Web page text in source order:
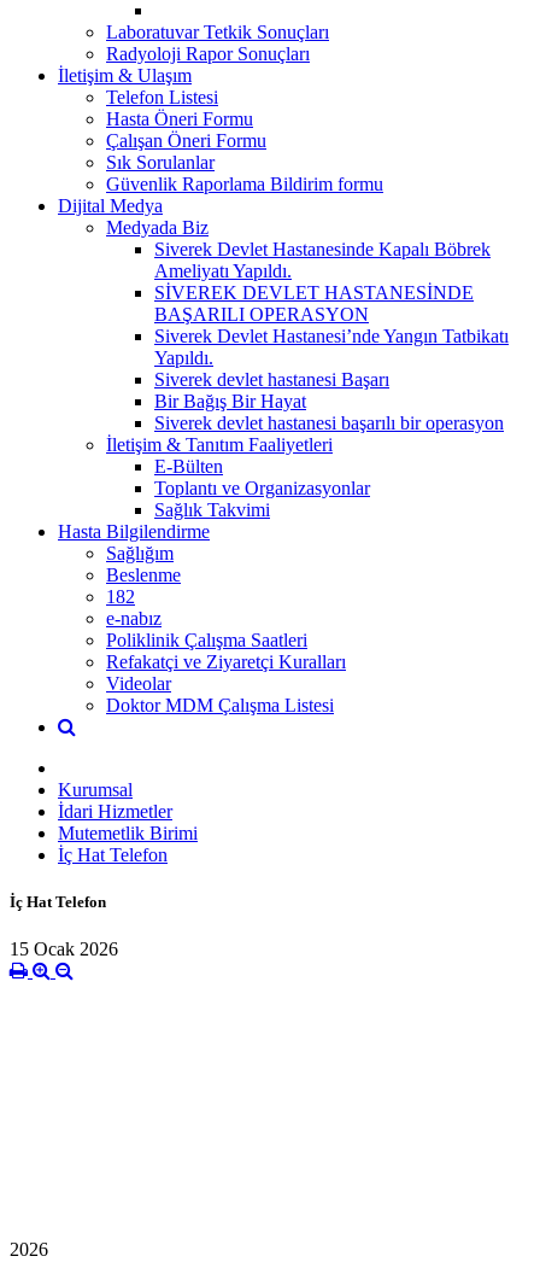
Laboratuvar Tetkik Sonuçları
Radyoloji Rapor Sonuçları
İletişim & Ulaşım
Telefon Listesi
Hasta Öneri Formu
Çalışan Öneri Formu
Sık Sorulanlar
Güvenlik Raporlama Bildirim formu
Dijital Medya
Medyada Biz
Siverek Devlet Hastanesinde Kapalı Böbrek
Ameliyatı Yapıldı.
SİVEREK DEVLET HASTANESİNDE
BAŞARILI OPERASYON
Siverek Devlet Hastanesi’nde Yangın Tatbikatı
Yapıldı.
Siverek devlet hastanesi Başarı
Bir Bağış Bir Hayat
Siverek devlet hastanesi başarılı bir operasyon
İletişim & Tanıtım Faaliyetleri
E-Bülten
Toplantı ve Organizasyonlar
Sağlık Takvimi
Hasta Bilgilendirme
Sağlığım
Beslenme
182
e-nabız
Poliklinik Çalışma Saatleri
Refakatçi ve Ziyaretçi Kuralları
Videolar
Doktor MDM Çalışma Listesi
Kurumsal
İdari Hizmetler
Mutemetlik Birimi
İç Hat Telefon
İç Hat Telefon
15 Ocak 2026
2026